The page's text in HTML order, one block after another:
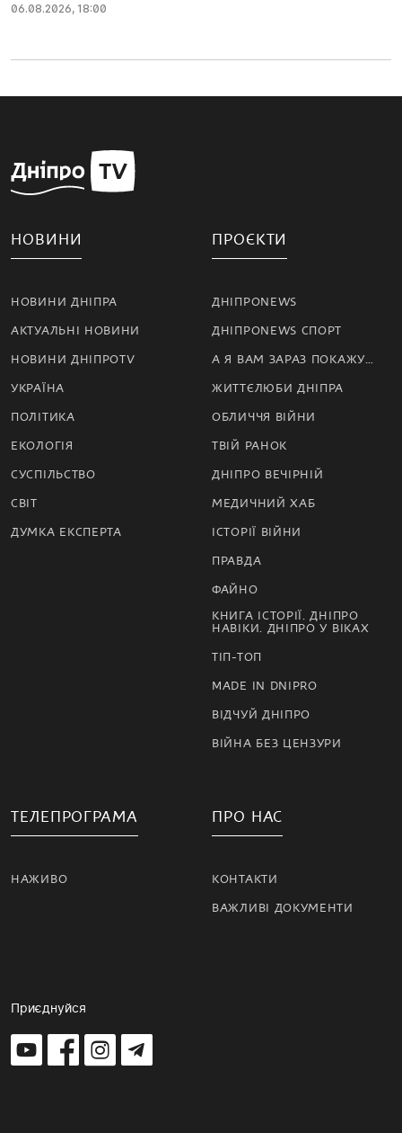
06.08.2026, 18:00
НОВИНИ
НОВИНИ ДНІПРА
АКТУАЛЬНІ НОВИНИ
НОВИНИ ДНІПРОTV
УКРАЇНА
ПОЛІТИКА
ЕКОЛОГІЯ
СУСПІЛЬСТВО
СВІТ
ДУМКА ЕКСПЕРТА
ПРОЄКТИ
ДНІПРОNEWS
ДНІПРОNEWS СПОРТ
А Я ВАМ ЗАРАЗ ПОКАЖУ…
ЖИТТЄЛЮБИ ДНІПРА
ОБЛИЧЧЯ ВІЙНИ
ТВІЙ РАНОК
ДНІПРО ВЕЧІРНІЙ
МЕДИЧНИЙ ХАБ
ІСТОРІЇ ВІЙНИ
ПРАВДА
ФАЙНО
КНИГА ІСТОРІЇ. ДНІПРО
НАВІКИ. ДНІПРО У ВІКАХ
ТІП-ТОП
MADE IN DNIPRO
ВІДЧУЙ ДНІПРО
ВІЙНА БЕЗ ЦЕНЗУРИ
ТЕЛЕПРОГРАМА
НАЖИВО
ПРО НАС
КОНТАКТИ
ВАЖЛИВІ ДОКУМЕНТИ
Приєднуйся